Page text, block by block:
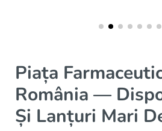
Piața
România —
Și Lanțuri Mari